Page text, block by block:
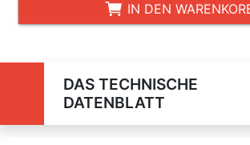
IN DEN
DAS TECHNISCHE
DATENBLATT